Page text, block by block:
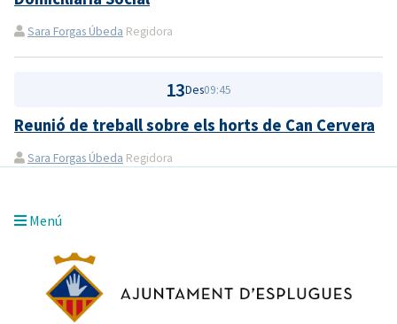
Sara Forgas Úbeda Regidora
13Des09:45
Reunió de treball sobre els horts de Can Cervera
Sara Forgas Úbeda Regidora
Menú